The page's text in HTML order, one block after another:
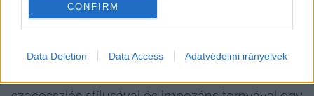
CONFIRM
Data Deletion Data Access Adatvédelmi irányelvek
A vajdasági Zenta nemcsak földrajzi fekvése
építészete miatt is. Az egyik legkiemelkedőbb